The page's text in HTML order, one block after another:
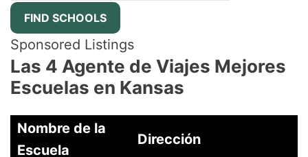
Sponsored Listings
Las 4 Agente de Viajes Mejores
Escuelas en Kansas
Nombre de la
Escuela
Dirección